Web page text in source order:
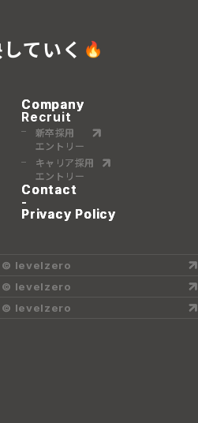
ていく
Company
Company
Company
Recruit
新卒採用
エントリー
新卒採用
エントリー
新卒採用
エントリー
キャリア採用
エントリー
キャリア採用
エントリー
キャリア採用
エントリー
Contact
Contact
Contact
-
Privacy Policy
Privacy Policy
Privacy Policy
© levelzero
© levelzero
© levelzero